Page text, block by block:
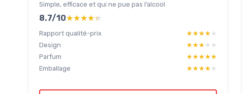
Simple, efficace et qui ne pue pas l’alcool
8.7/10★★★★★
★★★★★
Rapport qualité-prix ★★★★★
★★★★★
Design
★★★★★
★★★★★
Parfum
★★★★★
★★★★★
Emballage
★★★★★
★★★★★